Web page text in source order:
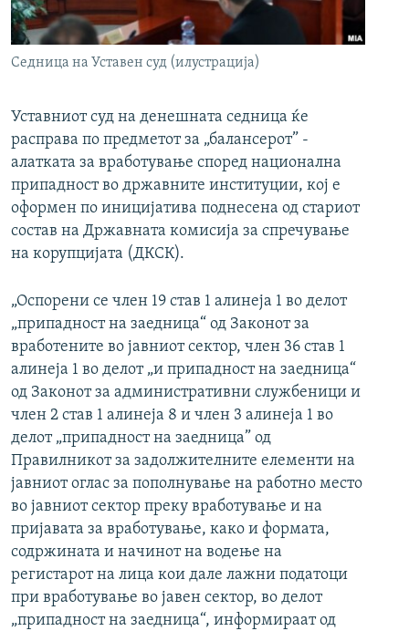
РСЕ веб страници
Седница на Уставен суд (илустрација)
Уставниот суд на денешната седница ќе
расправа по предметот за „балансерот” -
алатката за вработување според национална
припадност во државните институции, кој е
оформен по иницијатива поднесена од стариот
состав на Државната комисија за спречување
на корупцијата (ДКСК).
„Оспорени се член 19 став 1 алинеја 1 во делот
„припадност на заедница“ од Законот за
вработените во јавниот сектор, член 36 став 1
алинеја 1 во делот „и припадност на заедница“
од Законот за административни службеници и
член 2 став 1 алинеја 8 и член 3 алинеја 1 во
делот „припадност на заедница” од
Правилникот за задолжителните елементи на
јавниот оглас за пополнување на работно место
во јавниот сектор преку вработување и на
пријавата за вработување, како и формата,
содржината и начинот на водење на
регистарот на лица кои дале лажни податоци
при вработување во јавен сектор, во делот
„припадност на заедница“, информираат од